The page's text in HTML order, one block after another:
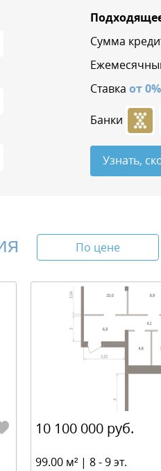
Сумма
Ставка от0%
Банки
Узнать,
По цене
10 100 000 руб.
99.00 м² | 8 - 9 эт.